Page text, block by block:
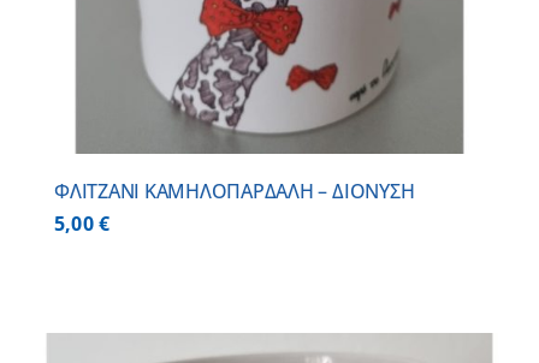
ΦΛΙΤΖΑΝΙ ΚΑΜΗΛΟΠΑΡΔΑΛΗ – ΔΙΟΝΥΣΗ
5,00€